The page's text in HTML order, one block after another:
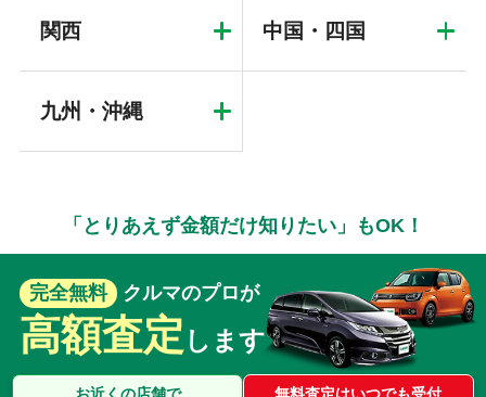
関西 中国・四国
九州・沖縄
「とりあえず金額だけ知りたい」もOK！
完全無料 クルマのプロが
高額査定 します
お近くの店舗で 無料査定はいつでも受付